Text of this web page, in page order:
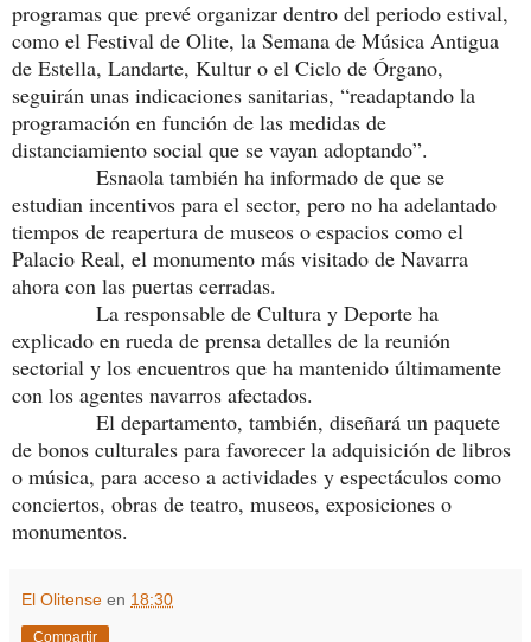
programas que prevé organizar dentro del periodo estival,
como el Festival de Olite, la Semana de Música Antigua
de Estella, Landarte, Kultur o el Ciclo de Órgano,
seguirán unas indicaciones sanitarias, “readaptando la
programación en función de las medidas de
distanciamiento social que se vayan adoptando”.
Esnaola también ha informado de que se
estudian incentivos para el sector, pero no ha adelantado
tiempos de reapertura de museos o espacios como el
Palacio Real, el monumento más visitado de Navarra
ahora con las puertas cerradas.
La responsable de Cultura y Deporte ha
explicado en rueda de prensa detalles de la reunión
sectorial y los encuentros que ha mantenido últimamente
con los agentes navarros afectados.
El departamento, también, diseñará un paquete
de bonos culturales para favorecer la adquisición de libros
o música, para acceso a actividades y espectáculos como
conciertos, obras de teatro, museos, exposiciones o
monumentos.
El Olitense en 18:30
Compartir